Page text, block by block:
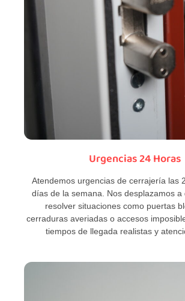
Urgencias 24 Horas
Atendemos urgencias de cerrajería las
días de la semana. Nos desplazamos a
resolver situaciones como puertas
cerraduras averiadas o accesos
tiempos de llegada realistas y